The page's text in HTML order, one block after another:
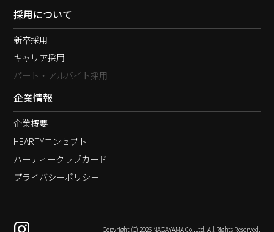
採用について
新卒採用
キャリア採用
パート・アルバイト採用
企業情報
企業概要
HEARTYコンセプト
ハーティークラブカード
プライバシーポリシー
Copyright (C) 2026 NAGAYAMA Co.,Ltd. All Rights Reserved.